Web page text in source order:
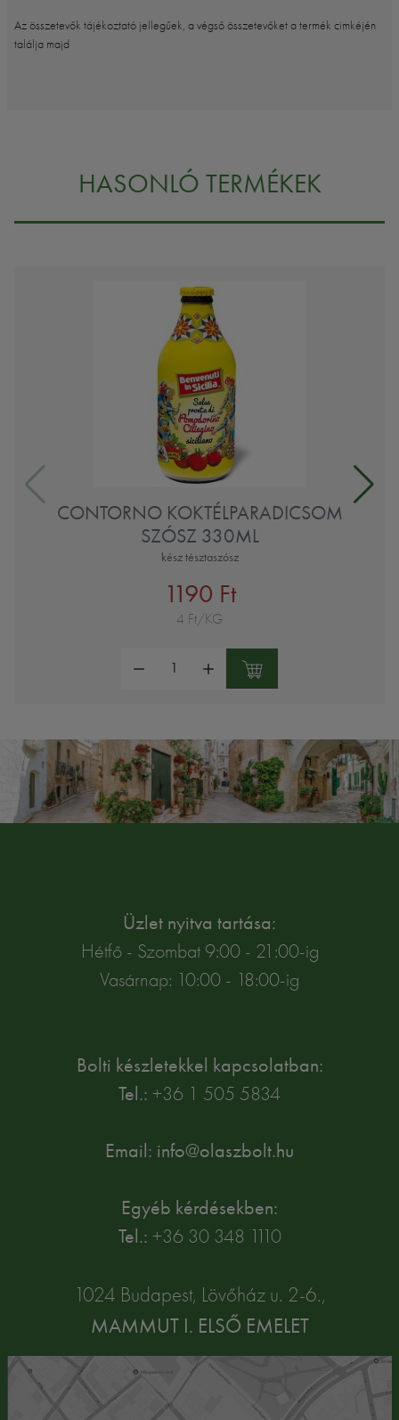
Az összetevők tájékoztató jellegűek, a végső összetevőket a termék cimkéjén
találja majd
HASONLÓ TERMÉKEK
CONTORNO KOKTÉLPARADICSOM
SZÓSZ 330ML
kész tésztaszósz
1190 Ft
4 Ft/KG
Üzlet nyitva tartása:
Hétfő - Szombat 9:00 - 21:00-ig
Vasárnap: 10:00 - 18:00-ig
Bolti készletekkel kapcsolatban:
Tel.: +36 1 505 5834
Email: info@olaszbolt.hu
Egyéb kérdésekben:
Tel.: +36 30 348 1110
1024 Budapest, Lövőház u. 2-6.,
MAMMUT I. ELSŐ EMELET